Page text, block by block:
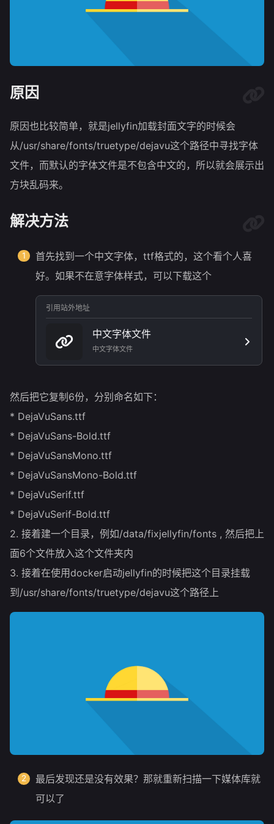
原因
原因也比较简单，就是jellyfin加载封面文字的时候会
从/usr/share/fonts/truetype/dejavu这个路径中寻找字体
文件，而默认的字体文件是不包含中文的，所以就会展示出
方块乱码来。
解决方法
首先找到一个中文字体，ttf格式的，这个看个人喜
好。如果不在意字体样式，可以下载这个
引用站外地址
中文字体文件
中文字体文件
然后把它复制6份，分别命名如下：
* DejaVuSans.ttf
* DejaVuSans-Bold.ttf
* DejaVuSansMono.ttf
* DejaVuSansMono-Bold.ttf
* DejaVuSerif.ttf
* DejaVuSerif-Bold.ttf
2. 接着建一个目录，例如/data/fixjellyfin/fonts , 然后把上
面6个文件放入这个文件夹内
3. 接着在使用docker启动jellyfin的时候把这个目录挂载
到/usr/share/fonts/truetype/dejavu这个路径上
最后发现还是没有效果？那就重新扫描一下媒体库就
可以了